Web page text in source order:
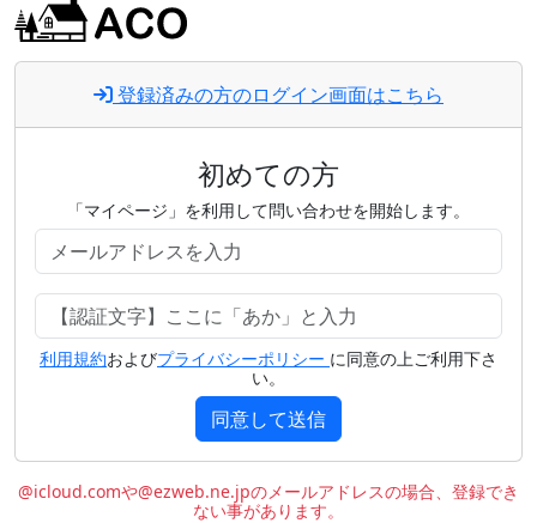
登録済みの方のログイン画面はこちら
初めての方
「マイページ」を利用して問い合わせを開始します。
利用規約およびプライバシーポリシー に同意の上ご利用下さ
い。
同意して送信
@icloud.comや@ezweb.ne.jpのメールアドレスの場合、登録でき
ない事があります。